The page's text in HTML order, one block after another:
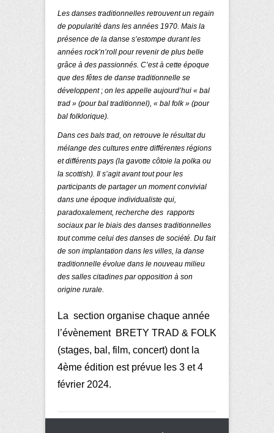
Les danses traditionnelles retrouvent un regain
de popularité dans les années 1970. Mais la
présence de la danse s’estompe durant les
années rock’n’roll pour revenir de plus belle
grâce à des passionnés. C’est à cette époque
que des fêtes de danse traditionnelle se
développent ; on les appelle aujourd’hui « bal
trad » (pour bal traditionnel), « bal folk » (pour
bal folklorique).
Dans ces bals trad, on retrouve le résultat du
mélange des cultures entre différentes régions
et différents pays (la gavotte côtoie la polka ou
la scottish). Il s’agit avant tout pour les
participants de partager un moment convivial
dans une époque individualiste qui,
paradoxalement, recherche des rapports
sociaux par le biais des danses traditionnelles
tout comme celui des danses de société. Du fait
de son implantation dans les villes, la danse
traditionnelle évolue dans le nouveau milieu
des salles citadines par opposition à son
origine rurale.
La section organise chaque année
l’évènement BRETY TRAD & FOLK
(stages, bal, film, concert) dont la
4ème édition est prévue les 3 et 4
février 2024.